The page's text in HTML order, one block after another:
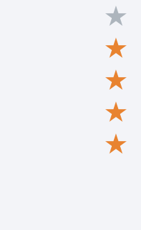
★
★
★
★
★